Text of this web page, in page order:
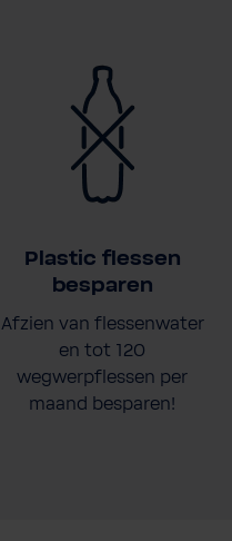
Plastic flessen
besparen
Afzien van flessenwater
en tot 120
wegwerpflessen per
maand besparen!